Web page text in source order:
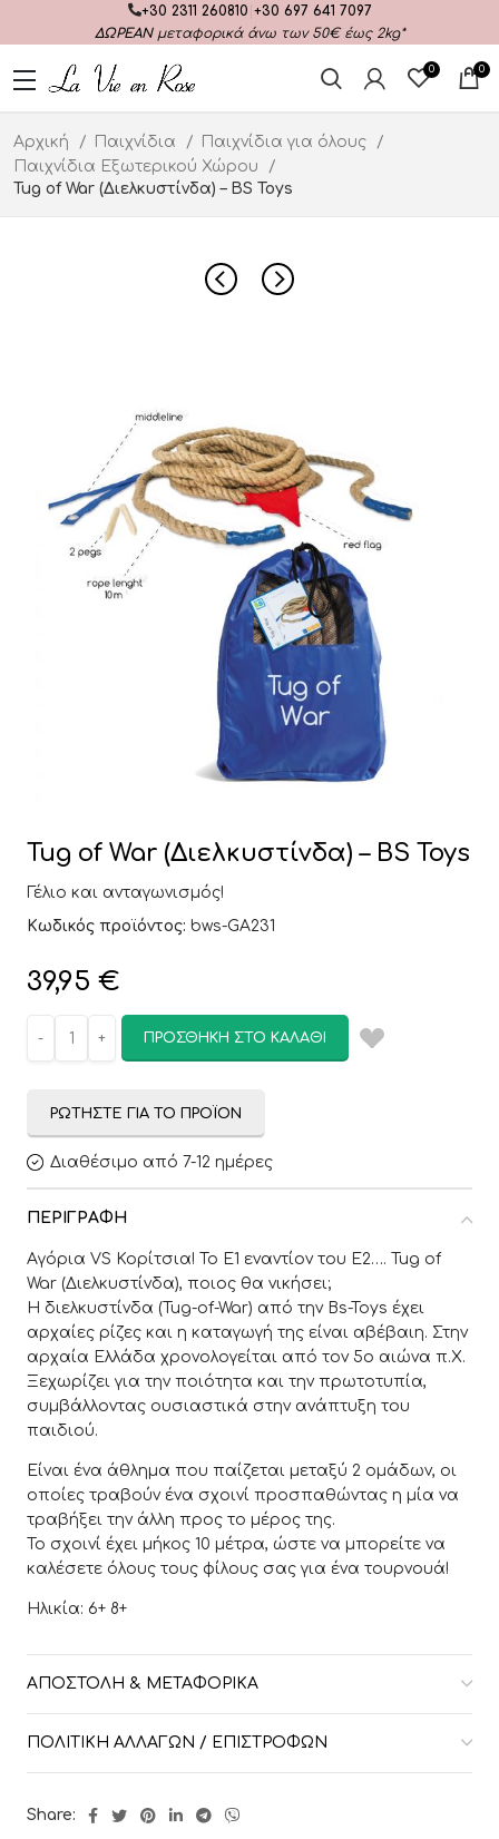
+30 2311 260810 +30 697 641 7097
ΔΩΡΕΑΝμεταφορικά άνω των 50€ έως 2kg*
0 0
Αρχική Παιχνίδια
Παιχνίδια για όλους
Παιχνίδια Εξωτερικού Χώρου
Tug of War (Διελκυστίνδα) – BS Toys
Tug of War (Διελκυστίνδα) – BS Toys
Γέλιο και ανταγωνισμός!
Κωδικός προϊόντος: bws-GA231
39,95 €
ΠΡΟΣΘΉΚΗ ΣΤΟ ΚΑΛΆΘΙ
ΡΩΤΉΣΤΕ ΓΙΑ ΤΟ ΠΡΟΪΌΝ
Διαθέσιμο από 7-12 ημέρες
ΠΕΡΙΓΡΑΦΉ
Αγόρια VS Κορίτσια! Το E1 εναντίον του Ε2…. Tug of
War (Διελκυστίνδα), ποιος θα νικήσει;
Η διελκυστίνδα (Tug-of-War) από την Bs-Toys έχει
αρχαίες ρίζες και η καταγωγή της είναι αβέβαιη. Στην
αρχαία Ελλάδα χρονολογείται από τον 5ο αιώνα π.Χ.
Ξεχωρίζει για την ποιότητα και την πρωτοτυπία,
συμβάλλοντας ουσιαστικά στην ανάπτυξη του
παιδιού.
Είναι ένα άθλημα που παίζεται μεταξύ 2 ομάδων, οι
οποίες τραβούν ένα σχοινί προσπαθώντας η μία να
τραβήξει την άλλη προς το μέρος της.
Το σχοινί έχει μήκος 10 μέτρα, ώστε να μπορείτε να
καλέσετε όλους τους φίλους σας για ένα τουρνουά!
Ηλικία: 6+ 8+
ΑΠΟΣΤΟΛΉ & ΜΕΤΑΦΟΡΙΚΆ
ΠΟΛΙΤΙΚΉ ΑΛΛΑΓΏΝ / ΕΠΙΣΤΡΟΦΏΝ
Share: